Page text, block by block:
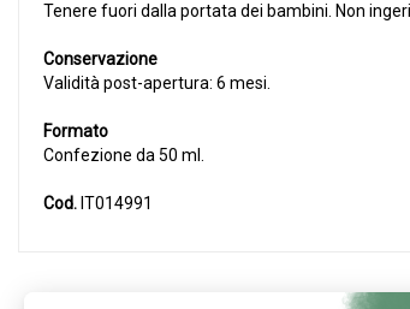
Tenere fuori dalla portata dei bambini. Non
Conservazione
Validità post-apertura: 6 mesi.
Formato
Confezione da 50 ml.
Cod. IT014991